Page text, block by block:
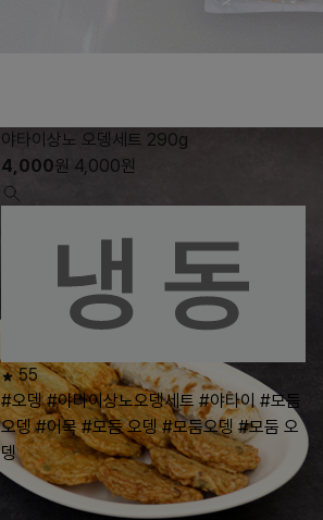
야타이상노 오뎅세트 290g
4,000원 4,000원
55
#오뎅 #야타이상노오뎅세트 #야타이 #모듬
오뎅 #어묵 #모듬 오뎅 #모둠오뎅 #모둠 오
뎅